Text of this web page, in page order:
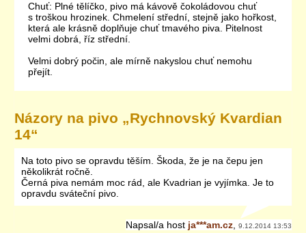
Chuť: Plné tělíčko, pivo má kávově čokoládovou chuť
s troškou hrozinek. Chmelení střední, stejně jako hořkost,
která ale krásně doplňuje chuť tmavého piva. Pitelnost
velmi dobrá, říz střední.
Velmi dobrý počin, ale mírně nakyslou chuť nemohu
přejít.
Názory na pivo „Rychnovský Kvardian
14“
Na toto pivo se opravdu těším. Škoda, že je na čepu jen
několikrát ročně.
Černá piva nemám moc rád, ale Kvadrian je vyjímka. Je to
opravdu sváteční pivo.
Napsal/a host ja***am.cz 9.12.2014 13:53